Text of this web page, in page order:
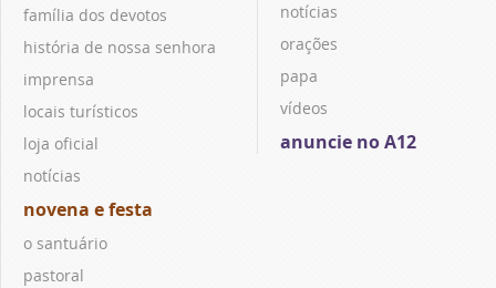
família dos devotos
história de nossa senhora
imprensa
locais turísticos
loja oficial
notícias
novena e festa
o santuário
pastoral
notícias
orações
papa
vídeos
anuncie no A12